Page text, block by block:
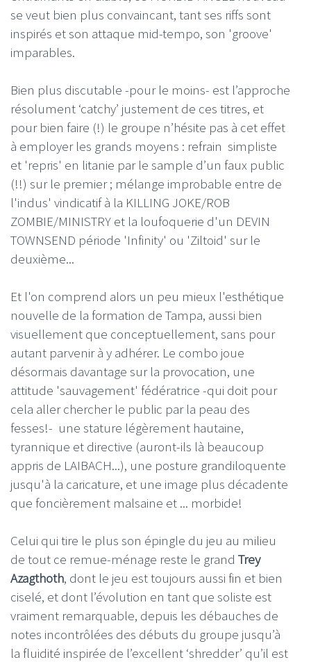
se veut bien plus convaincant, tant ses riffs sont
inspirés et son attaque mid-tempo, son 'groove'
imparables.
Bien plus discutable -pour le moins- est l’approche
résolument ‘catchy’ justement de ces titres, et
pour bien faire (!) le groupe n’hésite pas à cet effet
à employer les grands moyens : refrain simpliste
et 'repris' en litanie par le sample d’un faux public
(!!) sur le premier ; mélange improbable entre de
l'indus' vindicatif à la KILLING JOKE/ROB
ZOMBIE/MINISTRY et la loufoquerie d'un DEVIN
TOWNSEND période 'Infinity' ou 'Ziltoid' sur le
deuxième...
Et l'on comprend alors un peu mieux l'esthétique
nouvelle de la formation de Tampa, aussi bien
visuellement que conceptuellement, sans pour
autant parvenir à y adhérer. Le combo joue
désormais davantage sur la provocation, une
attitude 'sauvagement' fédératrice -qui doit pour
cela aller chercher le public par la peau des
fesses!- une stature légèrement hautaine,
tyrannique et directive (auront-ils là beaucoup
appris de LAIBACH...), une posture grandiloquente
jusqu'à la caricature, et une image plus décadente
que foncièrement malsaine et ... morbide!
Celui qui tire le plus son épingle du jeu au milieu
de tout ce remue-ménage reste le grand Trey
Azagthoth, dont le jeu est toujours aussi fin et bien
ciselé, et dont l’évolution en tant que soliste est
vraiment remarquable, depuis les débauches de
notes incontrôlées des débuts du groupe jusqu’à
la fluidité inspirée de l’excellent ‘shredder’ qu’il est